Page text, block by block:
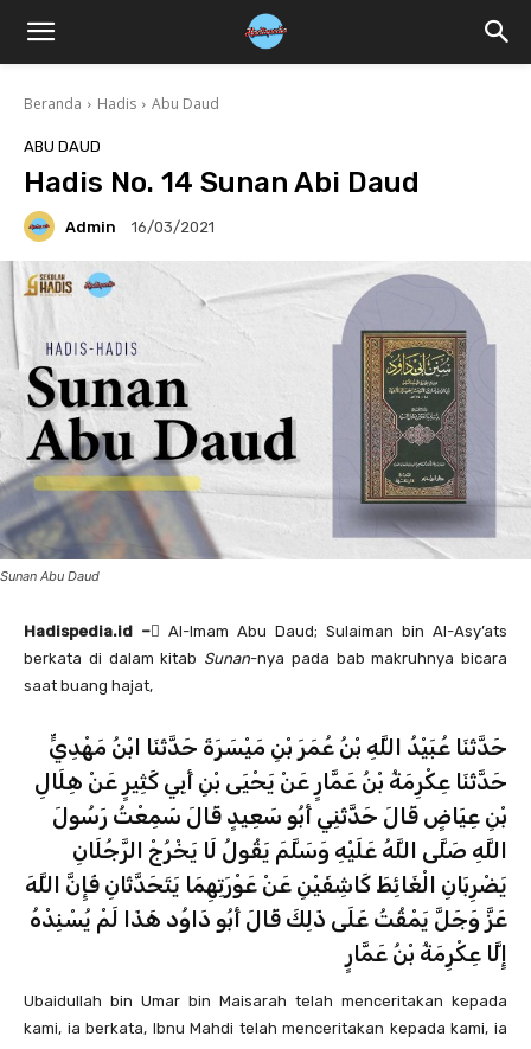
Beranda Hadis Abu Daud
ABU DAUD
Hadis No. 14 Sunan Abi Daud
Admin 16/03/2021
Sunan Abu Daud
Hadispedia.id – ِ Al-Imam Abu Daud; Sulaiman bin Al-Asy’ats
berkata di dalam kitab Sunan-nya pada bab makruhnya bicara
saat buang hajat,
حَدَّثَنَا عُبَيْدُ اللَّهِ بْنُ عُمَرَ بْنِ مَيْسَرَةَ حَدَّثَنَا ابْنُ مَهْدِيٍّ
حَدَّثَنَا عِكْرِمَةُ بْنُ عَمَّارٍ عَنْ يَحْيَى بْنِ أَبِي كَثِيرٍ عَنْ هِلَالِ
بْنِ عِيَاضٍ قَالَ حَدَّثَنِي أَبُو سَعِيدٍ قَالَ سَمِعْتُ رَسُولَ
اللَّهِ صَلَّى اللَّهُ عَلَيْهِ وَسَلَّمَ يَقُولُ لَا يَخْرُجْ الرَّجُلَانِ
يَضْرِبَانِ الْغَائِطَ كَاشِفَيْنِ عَنْ عَوْرَتِهِمَا يَتَحَدَّثَانِ فَإِنَّ اللَّهَ
عَزَّ وَجَلَّ يَمْقُتُ عَلَى ذَلِكَ قَالَ أَبُو دَاوُد هَذَا لَمْ يُسْنِدْهُ
إِلَّا عِكْرِمَةُ بْنُ عَمَّارٍ
Ubaidullah bin Umar bin Maisarah telah menceritakan kepada
kami, ia berkata, Ibnu Mahdi telah menceritakan kepada kami, ia